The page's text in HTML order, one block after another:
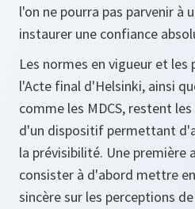
l'on ne pourra pas parvenir à
instaurer une confiance
Les normes en vigueur et les
l'Acte final d'Helsinki, ainsi
comme les MDCS, restent
d'un dispositif permettant
la prévisibilité. Une première
consister à d'abord mettre
sincère sur les perceptions